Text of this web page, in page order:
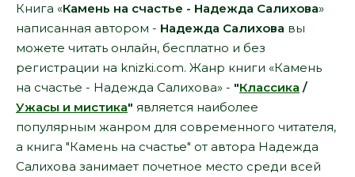
Книга «Камень на счастье - Надежда Салихова»
написанная автором - Надежда Салихова вы
можете читать онлайн, бесплатно и без
регистрации на knizki.com. Жанр книги «Камень
на счастье - Надежда Салихова» - "Классика /
Ужасы и мистика" является наиболее
популярным жанром для современного читателя,
а книга "Камень на счастье" от автора Надежда
Салихова занимает почетное место среди всей